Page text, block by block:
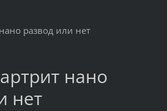
нано
нет